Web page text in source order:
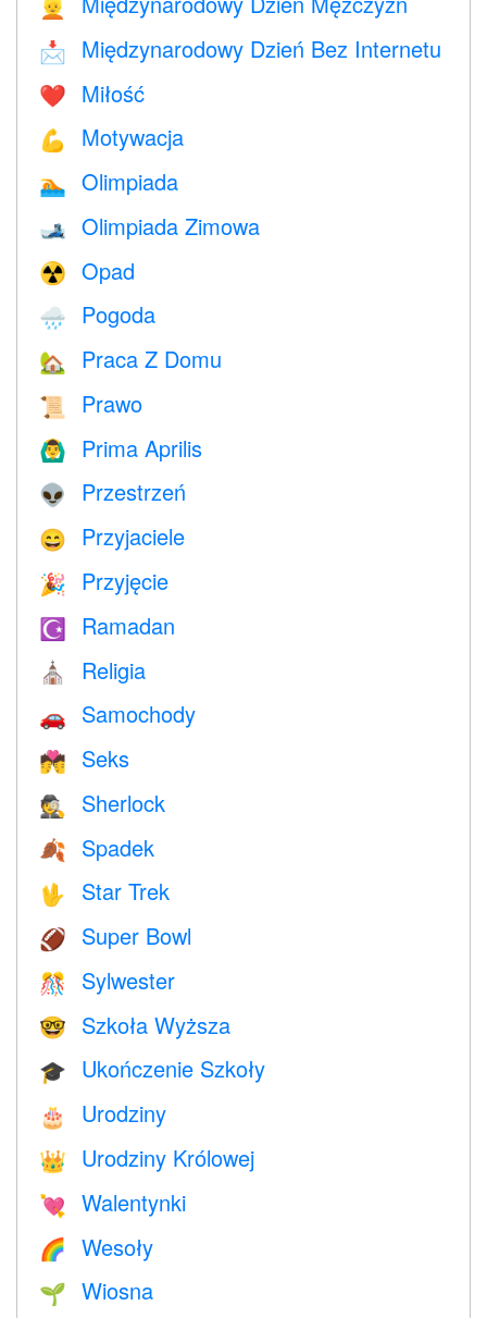
👱
📩 Międzynarodowy Dzień Bez Internetu
❤️️ Miłość
💪 Motywacja
🏊 Olimpiada
🎿 Olimpiada Zimowa
☢️ Opad
🌧 Pogoda
🏡 Praca Z Domu
📜 Prawo
🙆‍♂️ Prima Aprilis
👽 Przestrzeń
😄 Przyjaciele
🎉 Przyjęcie
☪️ Ramadan
⛪️ Religia
🚗 Samochody
💏 Seks
🕵️ Sherlock
🍂 Spadek
🖖 Star Trek
🏈 Super Bowl
🎊 Sylwester
🤓 Szkoła Wyższa
🎓 Ukończenie Szkoły
🎂 Urodziny
👑 Urodziny Królowej
💘 Walentynki
🌈 Wesoły
🌱 Wiosna